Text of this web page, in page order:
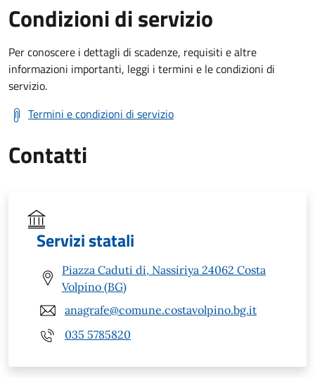
Condizioni di servizio
Per conoscere i dettagli di scadenze, requisiti e altre
informazioni importanti, leggi i termini e le condizioni di
servizio.
Termini e condizioni di servizio
Contatti
Servizi statali
Piazza Caduti di, Nassiriya 24062 Costa
Volpino (BG)
anagrafe@comune.costavolpino.bg.it
035 5785820